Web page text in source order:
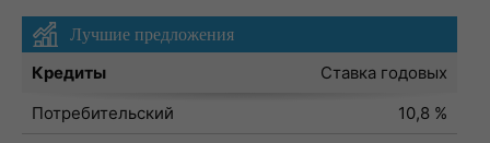
Лучшие предложения
Кредиты
Ставка годовых
Потребительский
10,8 %